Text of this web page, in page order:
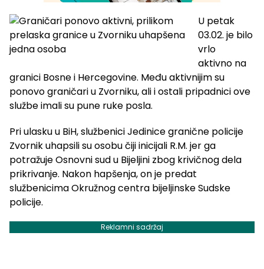
U petak
03.02. je bilo
vrlo
aktivno na
granici Bosne i Hercegovine. Među aktivnijim su
ponovo graničari u Zvorniku, ali i ostali pripadnici ove
službe imali su pune ruke posla.
Pri ulasku u BiH, službenici Jedinice granične policije
Zvornik uhapsili su osobu čiji inicijali R.M. jer ga
potražuje Osnovni sud u Bijeljini zbog krivičnog dela
prikrivanje. Nakon hapšenja, on je predat
službenicima Okružnog centra bijeljinske Sudske
policije.
Reklamni sadržaj